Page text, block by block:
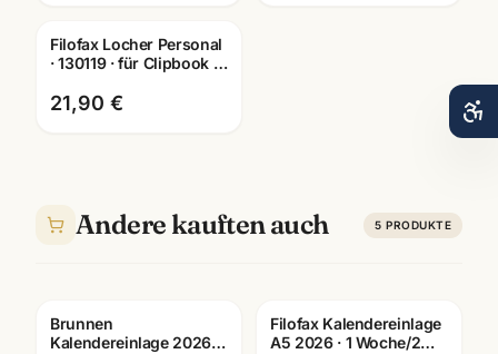
Filofax Locher Personal
· 130119 · für Clipbook +
Bürobedarf Mannheim
21,90 €
Andere kauften auch 5 PRODUKTE
Brunnen
Kalendereinlage 2026 ·
Filofax Kalendereinlage
A5 2026 · 1 Woche/2